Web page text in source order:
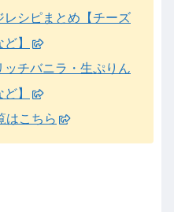
レシピまとめ【チーズ
】
ッチバニラ・生ぷりん
】
はこちら